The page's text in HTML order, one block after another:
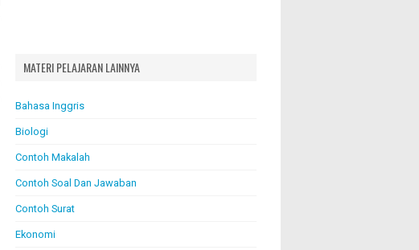
MATERI PELAJARAN LAINNYA
Bahasa Inggris
Biologi
Contoh Makalah
Contoh Soal Dan Jawaban
Contoh Surat
Ekonomi